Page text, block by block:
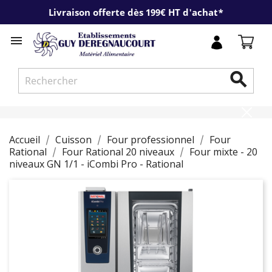
Livraison offerte dès 199€ HT d'achat*


Accueil Cuisson Four professionnel
Four
Rational
Four Rational 20 niveaux
Four mixte - 20
niveaux GN 1/1 - iCombi Pro - Rational